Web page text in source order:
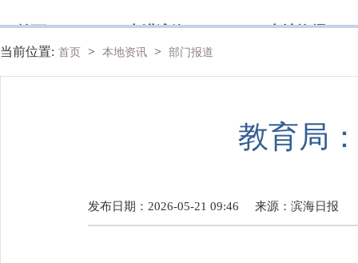
首页 走进滨海 本地资讯
当前位置: 首页 > 本地资讯 > 部门报道
教育局
发布日期：2026-05-21 09:46 来源： 滨海日报